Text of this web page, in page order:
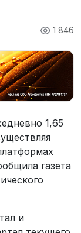
1 846
1,65
газета
и